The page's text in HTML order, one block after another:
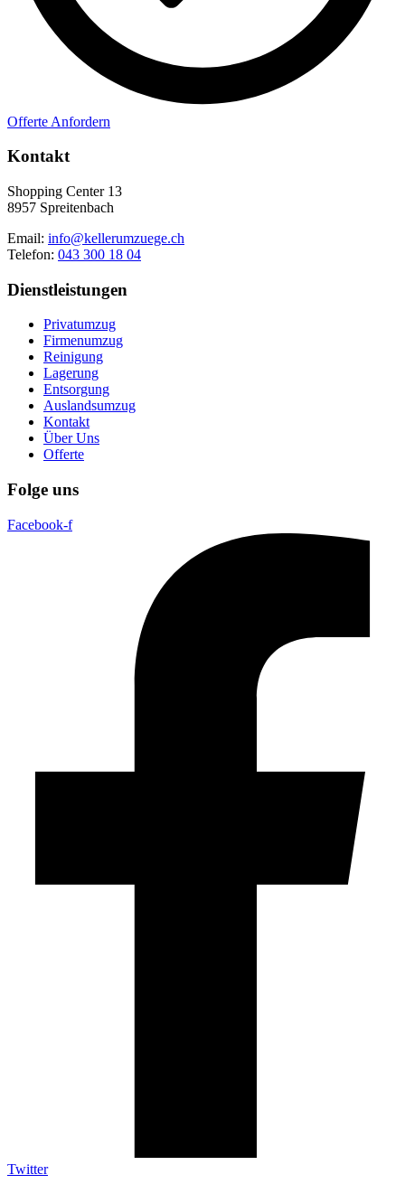
Offerte Anfordern
Kontakt
Shopping Center 13
8957 Spreitenbach
Email: info@kellerumzuege.ch
Telefon: 043 300 18 04
Dienstleistungen
Privatumzug
Firmenumzug
Reinigung
Lagerung
Entsorgung
Auslandsumzug
Kontakt
Über Uns
Offerte
Folge uns
Facebook-f
Twitter